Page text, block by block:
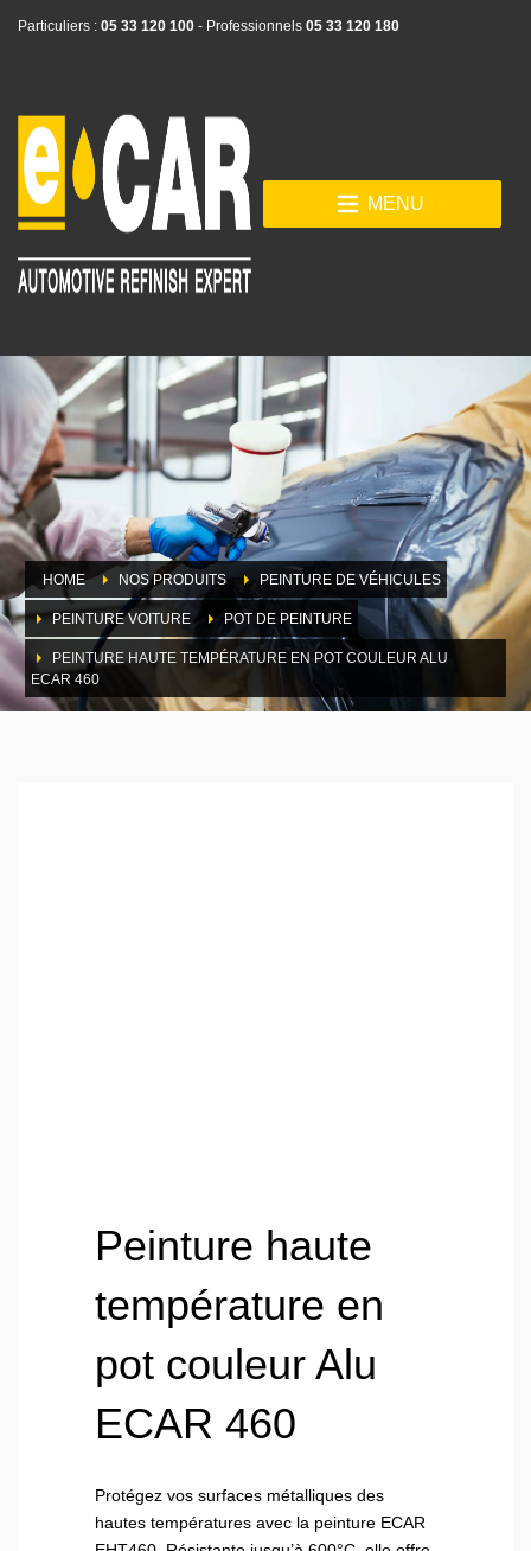
Particuliers : 05 33 120 100 - Professionnels 05 33 120 180
MENU
HOME NOS PRODUITS PEINTURE DE VÉHICULES
PEINTURE VOITURE POT DE PEINTURE
PEINTURE HAUTE TEMPÉRATURE EN POT COULEUR ALU
ECAR 460
Peinture haute
température en
pot couleur Alu
ECAR 460
Protégez vos surfaces métalliques des
hautes températures avec la peinture ECAR